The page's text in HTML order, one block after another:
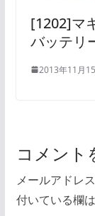
[1202]マ
バッテリ
2013年11月
コメント
メールアドレ
付いている欄